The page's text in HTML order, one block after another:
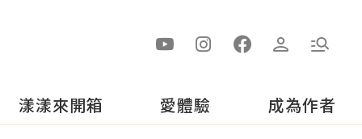
漾漾來開箱 愛體驗 成為作者